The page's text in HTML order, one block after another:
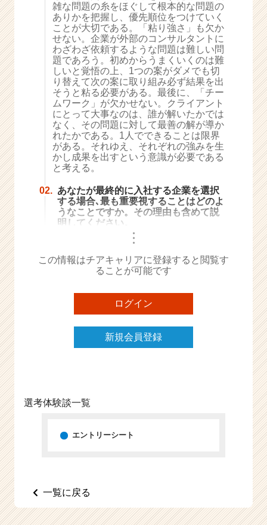
e
r
C
a
r
e
e
r）
雑な問題の糸をほぐして根本的な問題の
ありかを把握し、優先順位をつけていく
ことが大切である。「粘り強さ」も欠か
せない。企業が外部のコンサルタントに
わざわざ依頼するような問題は難しい問
題であろう。初めからうまくいくのは難
しいと覚悟の上、1つの案がダメでも切
り替えて次の案に取り組み必ず結果を出
そうと粘る必要がある。最後に、「チー
ムワーク」が欠かせない。クライアント
にとって大事なのは、誰が解いたかでは
なく、その問題に対して最善の解が導か
れたかである。1人でできることは限界
がある。それゆえ、それぞれの強みを生
かし成果を出すという意識が必要である
と考える。
02. あなたが最終的に入社する企業を選択
する場合､最も重要視することはどのよ
うなことですか。その理由も含めて説
明してください。
・・・
この情報はチアキャリアに登録すると閲覧す
ることが可能です
ログイン
新規会員登録
選考体験談一覧
エントリーシート
一覧に戻る